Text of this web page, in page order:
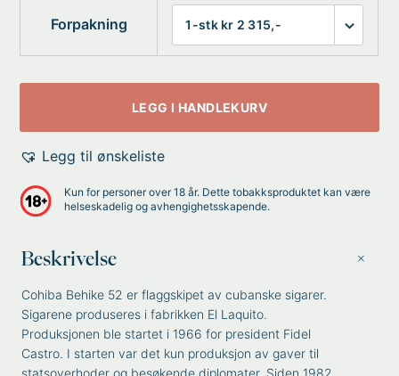
Forpakning
LEGG I HANDLEKURV
Legg til ønskeliste
Kun for personer over 18 år. Dette tobakksproduktet kan være
helseskadelig og avhengighetsskapende.
Beskrivelse
Cohiba Behike 52 er flaggskipet av cubanske sigarer.
Sigarene produseres i fabrikken El Laquito.
Produksjonen ble startet i 1966 for president Fidel
Castro. I starten var det kun produksjon av gaver til
statsoverhoder og besøkende diplomater. Siden 1982